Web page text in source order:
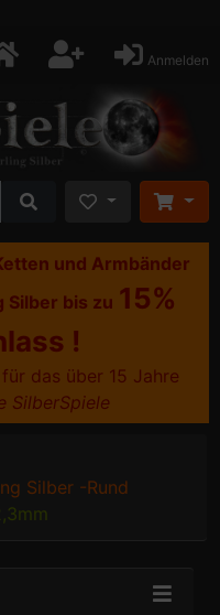
Anmelden
und Armbänder
Silber bis zu 15%
!
das über 15 Jahre
SilberSpiele
Silber -Rund